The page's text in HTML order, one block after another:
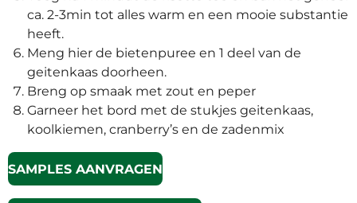
ca. 2-3min tot alles warm en een mooie substantie
heeft.
Meng hier de bietenpuree en 1 deel van de
geitenkaas doorheen.
Breng op smaak met zout en peper
Garneer het bord met de stukjes geitenkaas,
koolkiemen, cranberry’s en de zadenmix
SAMPLES AANVRAGEN